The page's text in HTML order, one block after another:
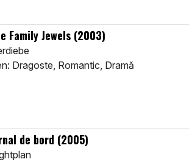
Family Jewels (2003)
Dragoste, Romantic, Dramă
de bord (2005)